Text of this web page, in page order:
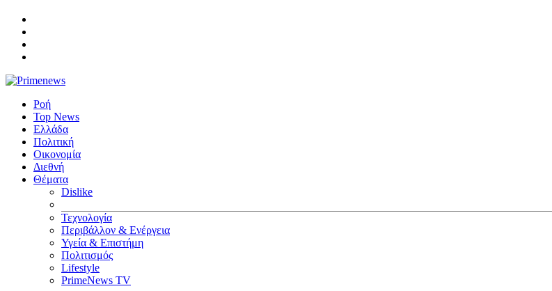
Ροή
Top News
Ελλάδα
Πολιτική
Οικονομία
Διεθνή
Θέματα
Dislike
Τεχνολογία
Περιβάλλον & Ενέργεια
Υγεία & Επιστήμη
Πολιτισμός
Lifestyle
PrimeNews TV